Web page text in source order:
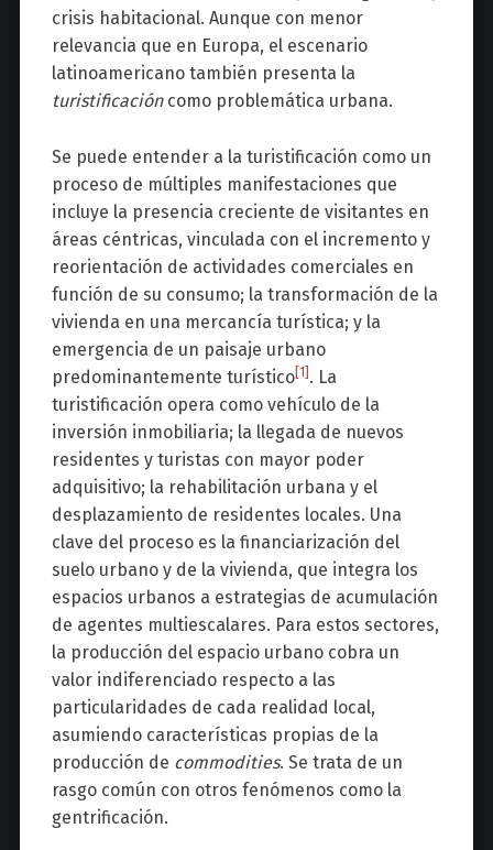
crisis habitacional. Aunque con menor
relevancia que en Europa, el escenario
latinoamericano también presenta la
turistificacióncomo problemática urbana.
Se puede entender a la turistificación como un
proceso de múltiples manifestaciones que
incluye la presencia creciente de visitantes en
áreas céntricas, vinculada con el incremento y
reorientación de actividades comerciales en
función de su consumo; la transformación de la
vivienda en una mercancía turística; y la
emergencia de un paisaje urbano
predominantemente turístico[1] . La
turistificación opera como vehículo de la
inversión inmobiliaria; la llegada de nuevos
residentes y turistas con mayor poder
adquisitivo; la rehabilitación urbana y el
desplazamiento de residentes locales. Una
clave del proceso es la financiarización del
suelo urbano y de la vivienda, que integra los
espacios urbanos a estrategias de acumulación
de agentes multiescalares. Para estos sectores,
la producción del espacio urbano cobra un
valor indiferenciado respecto a las
particularidades de cada realidad local,
asumiendo características propias de la
producción de commodities. Se trata de un
rasgo común con otros fenómenos como la
gentrificación.